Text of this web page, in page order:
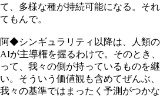
て、多様な種が持続可能になる。そ
てもんで。
阿◆シンギュラリティ以降は、人類の
AIが主導権を握るわけで。そのとき
って、我々の側が持っているものを
い。そういう価値観も含めてぜんぶ
我々の基準ではまったく予測がつか